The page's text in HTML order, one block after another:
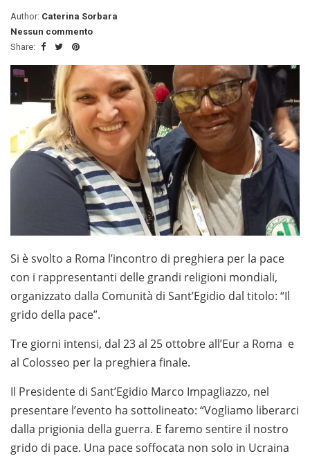
Author: Caterina Sorbara
Nessun commento
Share:
Si è svolto a Roma l’incontro di preghiera per la pace
con i rappresentanti delle grandi religioni mondiali,
organizzato dalla Comunità di Sant’Egidio dal titolo: “Il
grido della pace”.
Tre giorni intensi, dal 23 al 25 ottobre all’Eur a Roma e
al Colosseo per la preghiera finale.
Il Presidente di Sant’Egidio Marco Impagliazzo, nel
presentare l’evento ha sottolineato: “Vogliamo liberarci
dalla prigionia della guerra. E faremo sentire il nostro
grido di pace. Una pace soffocata non solo in Ucraina